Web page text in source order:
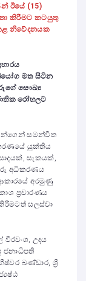
ඊයේ (15)
කිරීමට කටයුතු
නිවේදනයක
මත සිටින
සෞඛ්‍ය
රෝහලට
සමන්විත
යුක්තිය
සැකයක්,
අධිකරණය
අරමුණු
ප්‍රචාරණය
සලස්වා
උදය
ජනාධිපති
බණ්ඩාර, ශ්‍රී